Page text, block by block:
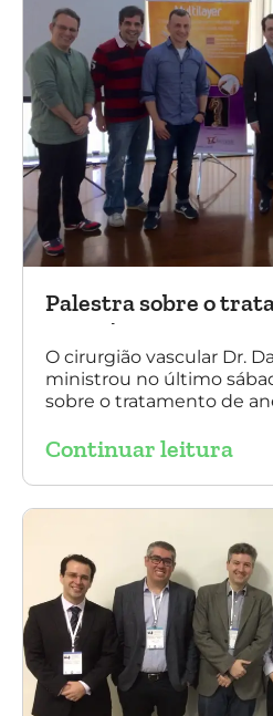
Palestra sobre o
aneurismas com a
multilayer, em Porto
O cirurgião vascular Dr.
ministrou no último
sobre o tratamento de
foto, Dr. Daniel Benitti (ao
Angiologia e Cirurgia
do Sul.
Continuar leitura